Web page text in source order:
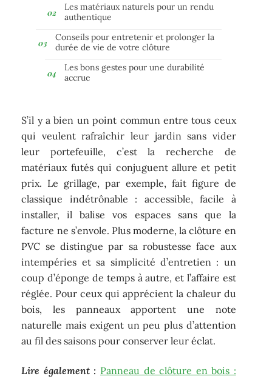
Les matériaux naturels pour un rendu
authentique
Conseils pour entretenir et prolonger la
durée de vie de votre clôture
Les bons gestes pour une durabilité
accrue
S’il y a bien un point commun entre tous ceux
qui veulent rafraîchir leur jardin sans vider
leur portefeuille, c’est la recherche de
matériaux futés qui conjuguent allure et petit
prix. Le grillage, par exemple, fait figure de
classique indétrônable : accessible, facile à
installer, il balise vos espaces sans que la
facture ne s’envole. Plus moderne, la clôture en
PVC se distingue par sa robustesse face aux
intempéries et sa simplicité d’entretien : un
coup d’éponge de temps à autre, et l’affaire est
réglée. Pour ceux qui apprécient la chaleur du
bois, les panneaux apportent une note
naturelle mais exigent un peu plus d’attention
au fil des saisons pour conserver leur éclat.
Lire également : Panneau de clôture en bois :